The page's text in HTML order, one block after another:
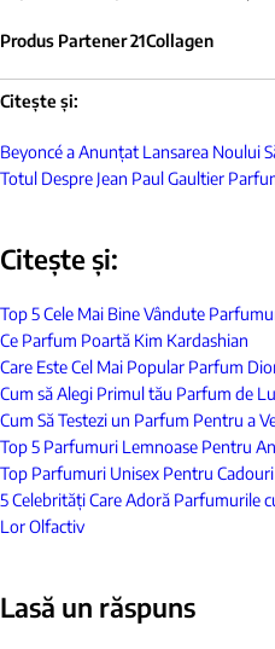
Produs Partener 21Collagen
Citește și:
Beyoncé a Anunțat Lansarea Noului
Totul Despre Jean Paul Gaultier
Citește și:
Top 5 Cele Mai Bine Vândute
Ce Parfum Poartă Kim Kardashian
Care Este Cel Mai Popular Parfum
Cum să Alegi Primul tău Parfum de
Cum Să Testezi un Parfum Pentru a
Top 5 Parfumuri Lemnoase Pentru
Top Parfumuri Unisex Pentru
5 Celebrități Care Adoră Parfumurile
Lor Olfactiv
Lasă un răspuns